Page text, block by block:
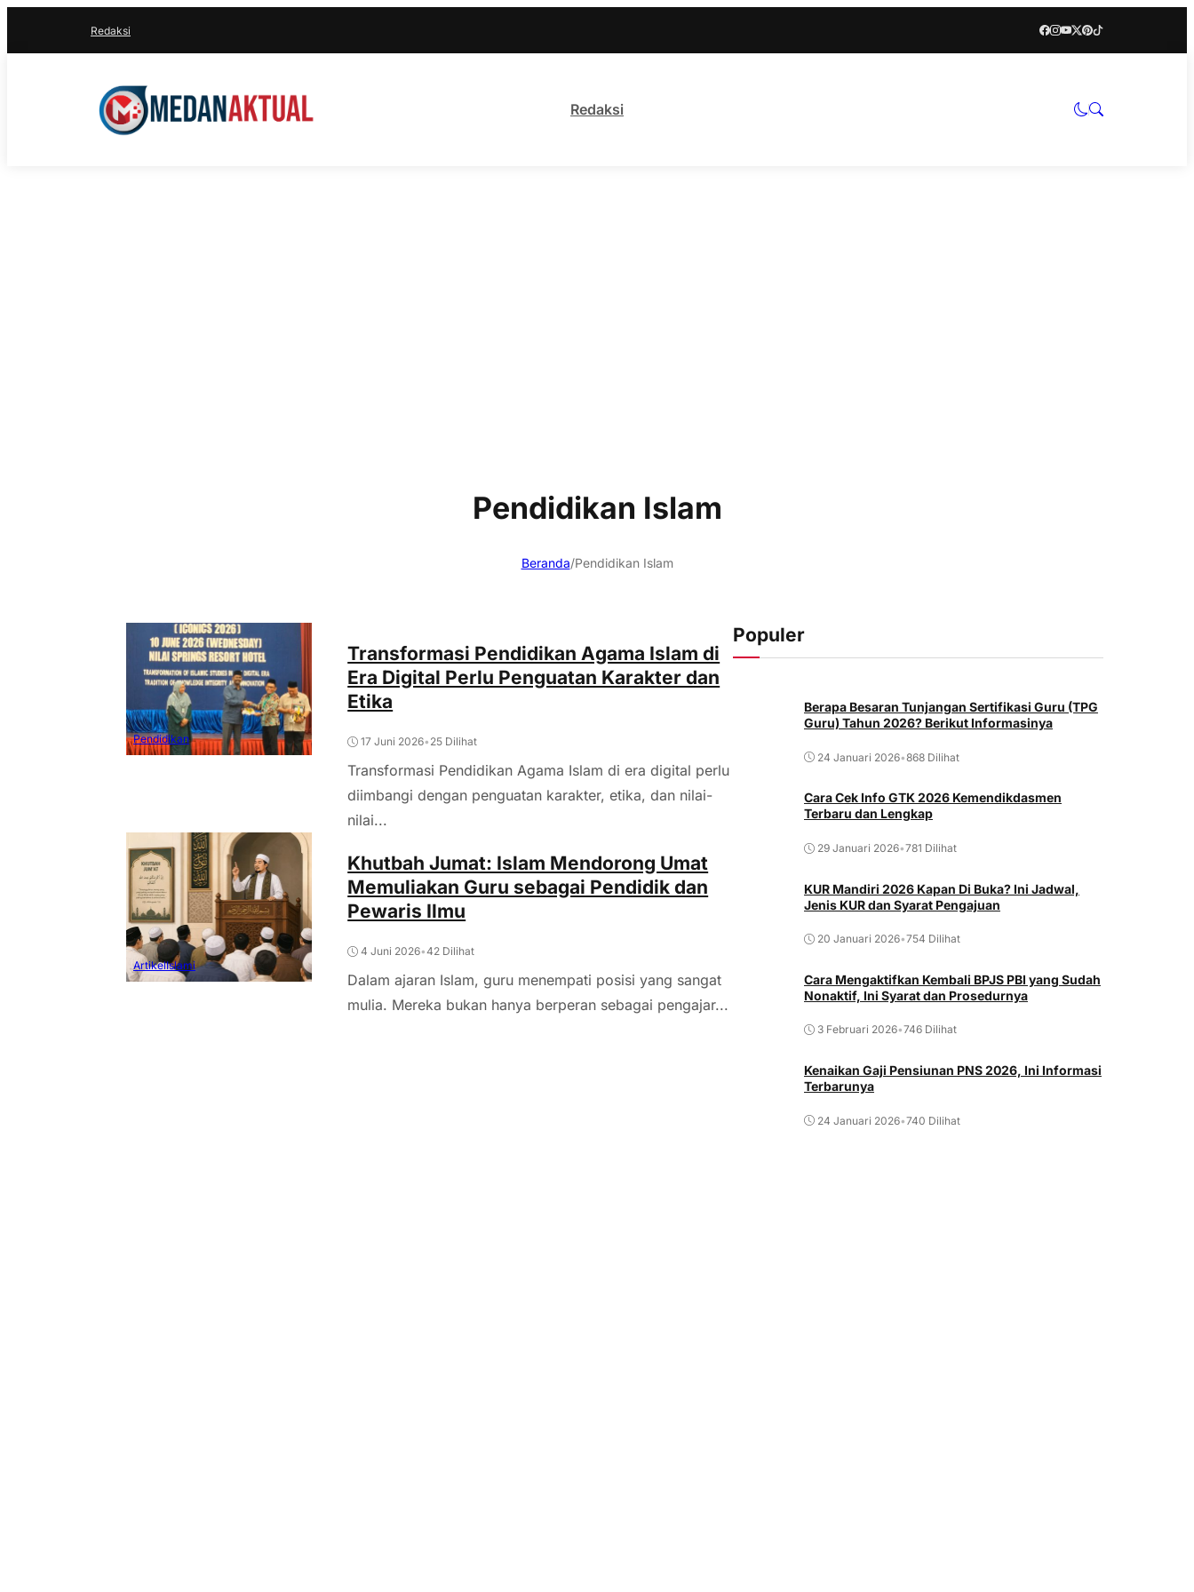
Redaksi
Redaksi
Pendidikan Islam
Beranda/Pendidikan Islam
Pendidikan
Transformasi Pendidikan Agama Islam di
Era Digital Perlu Penguatan Karakter dan
Etika
17 Juni 2026• 25 Dilihat
Transformasi Pendidikan Agama Islam di era digital perlu
diimbangi dengan penguatan karakter, etika, dan nilai-
nilai...
ArtikelIslami
Khutbah Jumat: Islam Mendorong Umat
Memuliakan Guru sebagai Pendidik dan
Pewaris Ilmu
4 Juni 2026•42 Dilihat
Dalam ajaran Islam, guru menempati posisi yang sangat
mulia. Mereka bukan hanya berperan sebagai pengajar...
Populer
Berapa Besaran Tunjangan Sertifikasi Guru (TPG
Guru) Tahun 2026? Berikut Informasinya
24 Januari 2026•868 Dilihat
Cara Cek Info GTK 2026 Kemendikdasmen
Terbaru dan Lengkap
29 Januari 2026•781 Dilihat
KUR Mandiri 2026 Kapan Di Buka? Ini Jadwal,
Jenis KUR dan Syarat Pengajuan
20 Januari 2026•754 Dilihat
Cara Mengaktifkan Kembali BPJS PBI yang Sudah
Nonaktif, Ini Syarat dan Prosedurnya
3 Februari 2026•746 Dilihat
Kenaikan Gaji Pensiunan PNS 2026, Ini Informasi
Terbarunya
24 Januari 2026•740 Dilihat